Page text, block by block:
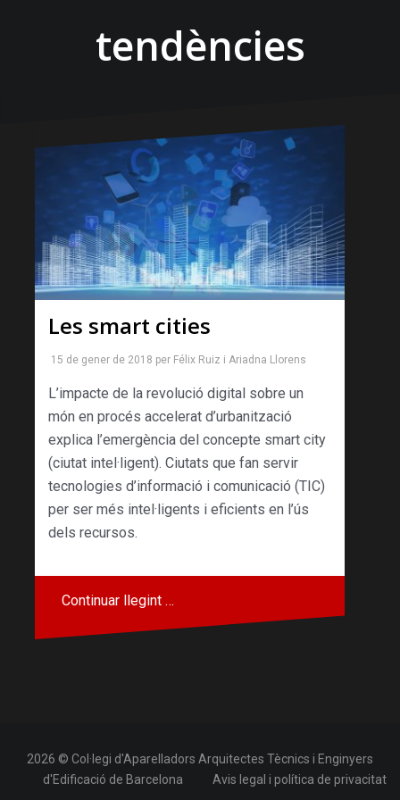
tendències
Les smart cities
15 de gener de 2018 per Félix Ruiz i Ariadna Llorens
L’impacte de la revolució digital sobre un
món en procés accelerat d’urbanització
explica l’emergència del concepte smart city
(ciutat intel·ligent). Ciutats que fan servir
tecnologies d’informació i comunicació (TIC)
per ser més intel·ligents i eficients en l’ús
dels recursos.
Continuar llegint …
2026 © Col·legi d'Aparelladors Arquitectes Tècnics i Enginyers
d'Edificació de Barcelona
Avis legal i política de privacitat